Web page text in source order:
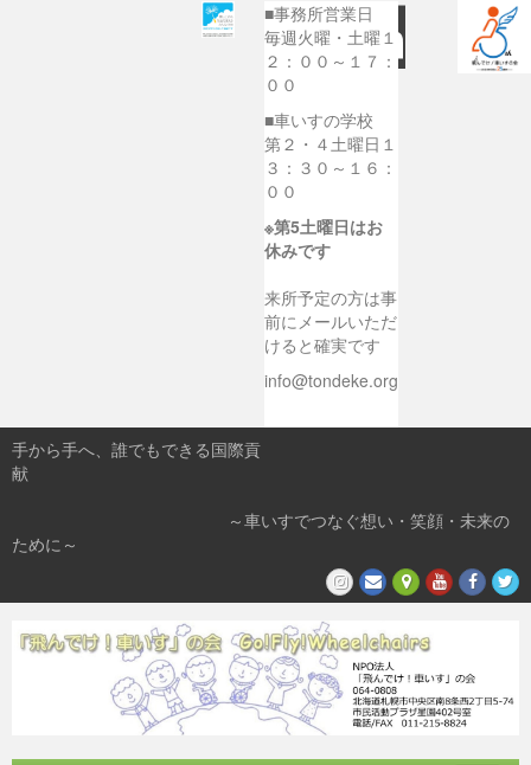
■事務所営業日
毎週火曜・土曜１
２：００～１７：
００
■車いすの学校
第２・４土曜日１
３：３０～１６：
００
※第5土曜日はお
休みです
来所予定の方は事
前にメールいただ
けると確実です
info@tondeke.org
手から手へ、誰でもできる国際貢
献
～車いすでつなぐ想い・笑顔・未来の
ために～